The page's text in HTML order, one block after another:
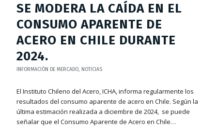
SE MODERA LA CAÍDA EN EL
CONSUMO APARENTE DE
ACERO EN CHILE DURANTE
2024.
INFORMACIÓN DE MERCADO, NOTICIAS
El Instituto Chileno del Acero, ICHA, informa regularmente los
resultados del consumo aparente de acero en Chile. Según la
última estimación realizada a diciembre de 2024, se puede
señalar que el Consumo Aparente de Acero en Chile…